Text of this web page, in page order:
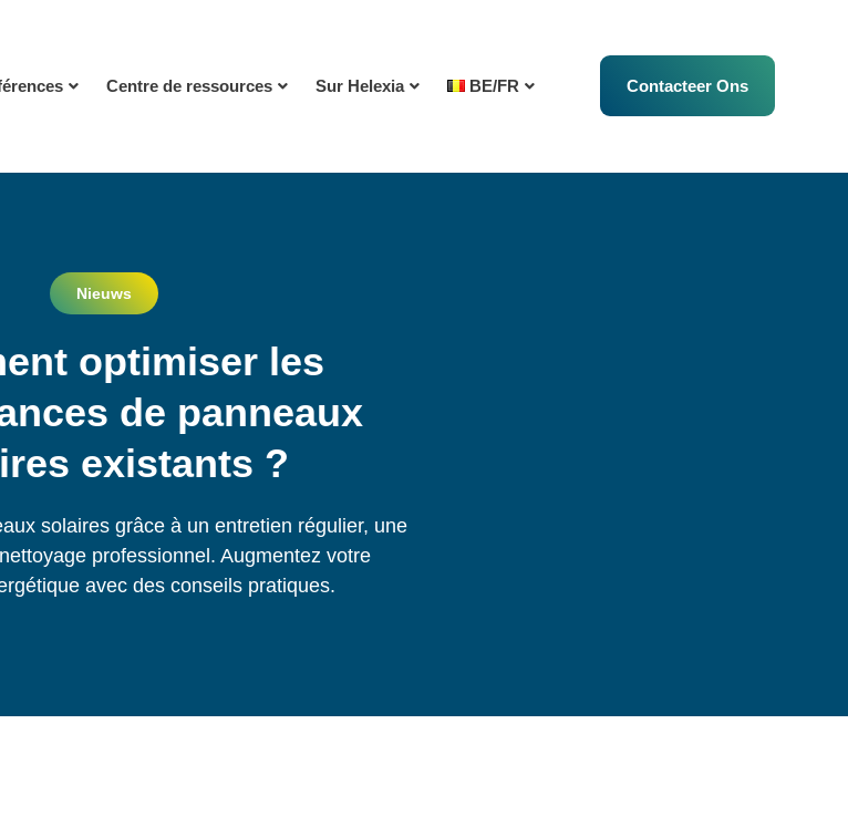
Centre de ressources Sur Helexia BE/FR Contacteer Ons
Nieuws
optimiser les
de panneaux
existants ?
solaires grâce à un entretien régulier, une
professionnel. Augmentez votre
avec des conseils pratiques.